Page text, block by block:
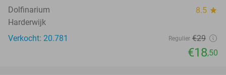
Dolfinarium 8.5 star
Harderwijk
Verkocht: 20.781
Regulier €29
€18,50